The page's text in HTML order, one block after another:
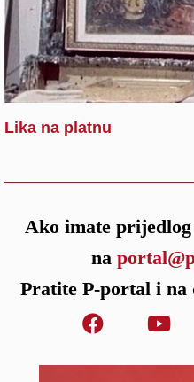
Lika na platnu
Ako imate prijedlog
na
Pratite P-portal i na